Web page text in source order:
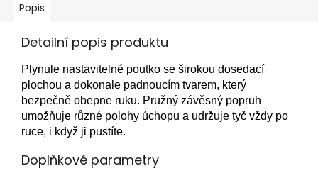
Popis
Detailní popis produktu
Plynule nastavitelné poutko se širokou dosedací
plochou a dokonale padnoucím tvarem, který
bezpečně obepne ruku. Pružný závěsný popruh
umožňuje různé polohy úchopu a udržuje tyč vždy po
ruce, i když ji pustíte.
Doplňkové parametry